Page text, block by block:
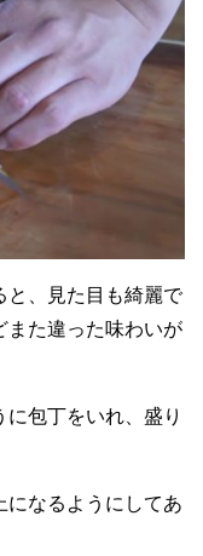
と、見た目も綺麗で
また違った味わいが
包丁をいれ、盛り
になるようにしてあ